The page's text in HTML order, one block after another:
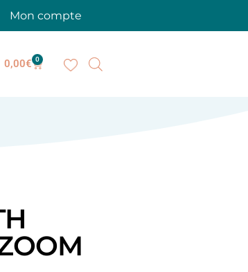
Mon compte
0,00€ 0